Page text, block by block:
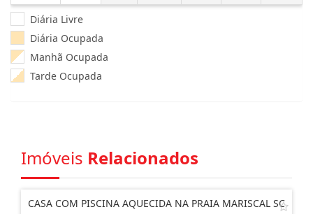
Diária Livre
Diária Ocupada
Manhã Ocupada
Tarde Ocupada
Imóveis Relacionados
CASA COM PISCINA AQUECIDA NA PRAIA MARISCAL SC